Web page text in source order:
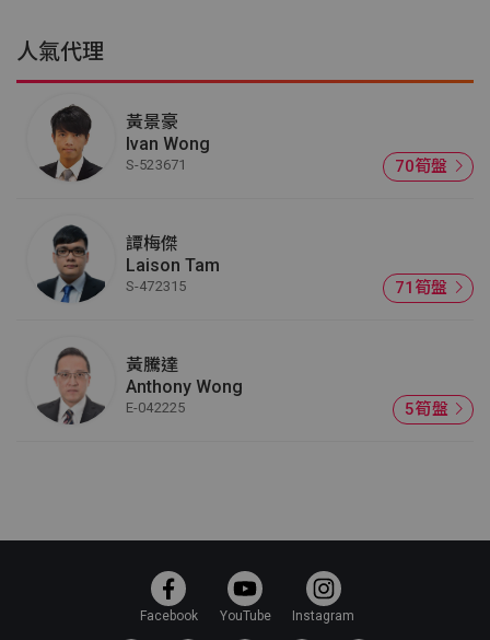
人氣代理
黃景豪
Ivan Wong
S-523671 70筍盤
譚梅傑
Laison Tam
S-472315 71筍盤
黃騰達
Anthony Wong
E-042225 5筍盤
Facebook YouTube Instagram